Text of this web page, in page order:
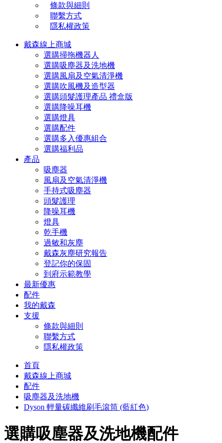
條款與細則
聯繫方式
隱私權政策
戴森線上商城
選購掃拖機器人
選購吸塵器及洗地機
選購風扇及空氣清淨機
選購吹風機及造型器
選購頭髮護理產品 禮盒版
選購降噪耳機
選購燈具
選購配件
選購多入優惠組合
選購福利品
產品
吸塵器
風扇及空氣清淨機
手持式吸塵器
頭髮護理
降噪耳機
燈具
乾手機
過敏和灰塵
戴森灰塵研究報告
登記你的保固
到府示範教學
最新優惠
配件
我的戴森
支援
條款與細則
聯繫方式
隱私權政策
首頁
戴森線上商城
配件
吸塵器及洗地機
Dyson 輕量碳纖維刷毛滾筒 (藍紅色)
選購吸塵器及洗地機配件